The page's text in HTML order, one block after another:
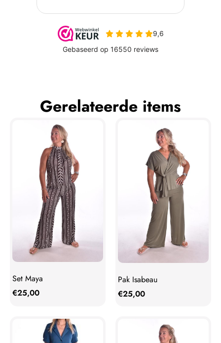
Gerelateerde items
Set Maya
€25,00
Pak Isabeau
€25,00